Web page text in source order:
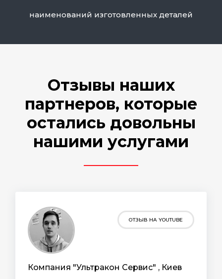
наименований изготовленных деталей
Отзывы наших
партнеров, которые
остались довольны
нашими услугами
ОТЗЫВ НА YOUTUBE
Компания "Ультракон Сервис" , Киев